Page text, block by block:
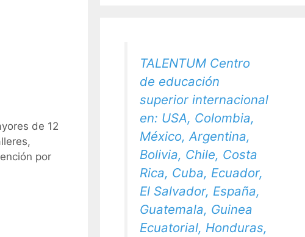
de 12
por
TALENTUM Centro
de educación
superior internacional
en: USA, Colombia,
México, Argentina,
Bolivia, Chile, Costa
Rica, Cuba, Ecuador,
El Salvador, España,
Guatemala, Guinea
Ecuatorial, Honduras,